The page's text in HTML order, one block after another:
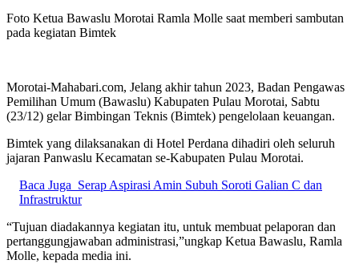
Foto Ketua Bawaslu Morotai Ramla Molle saat memberi sambutan
pada kegiatan Bimtek
Morotai-Mahabari.com, Jelang akhir tahun 2023, Badan Pengawas
Pemilihan Umum (Bawaslu) Kabupaten Pulau Morotai, Sabtu
(23/12) gelar Bimbingan Teknis (Bimtek) pengelolaan keuangan.
Bimtek yang dilaksanakan di Hotel Perdana dihadiri oleh seluruh
jajaran Panwaslu Kecamatan se-Kabupaten Pulau Morotai.
Baca Juga Serap Aspirasi Amin Subuh Soroti Galian C dan
Infrastruktur
“Tujuan diadakannya kegiatan itu, untuk membuat pelaporan dan
pertanggungjawaban administrasi,”ungkap Ketua Bawaslu, Ramla
Molle, kepada media ini.